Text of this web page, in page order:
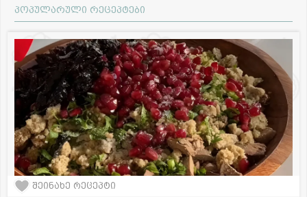
პოპულარული რეცეპტები
შეინახე რეცეპტი